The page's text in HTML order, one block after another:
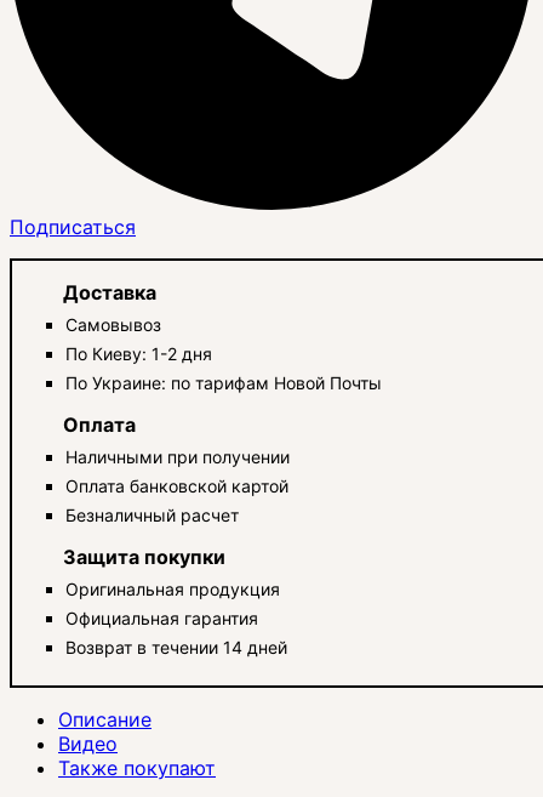
Подписаться
Доставка
Самовывоз
По Киеву: 1-2 дня
По Украине: по тарифам Новой Почты
Оплата
Наличными при получении
Оплата банковской картой
Безналичный расчет
Защита покупки
Оригинальная продукция
Официальная гарантия
Возврат в течении 14 дней
Описание
Видео
Также покупают